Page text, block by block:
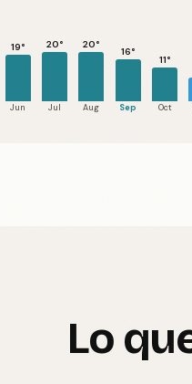
19°
Jun
20°
Jul
20°
Aug
16°
Sep
11°
Oct
Lo